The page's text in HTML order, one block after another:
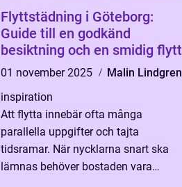
Flyttstädning i Göteborg:
Guide till en godkänd
besiktning och en smidig flytt
01 november 2025
Malin Lindgren
inspiration
Att flytta innebär ofta många
parallella uppgifter och tajta
tidsramar. När nycklarna snart ska
lämnas behöver bostaden vara